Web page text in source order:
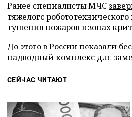
Ранее специалисты МЧС
тяжелого
тушения пожаров в зонах
До этого в Россиипоказали
надводный комплекс для
СЕЙЧАС ЧИТАЮТ